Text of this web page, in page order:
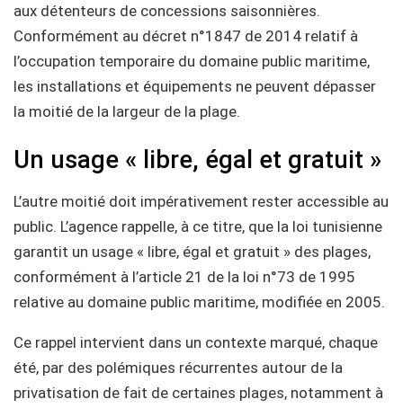
aux détenteurs de concessions saisonnières.
Conformément au décret n°1847 de 2014 relatif à
l’occupation temporaire du domaine public maritime,
les installations et équipements ne peuvent dépasser
la moitié de la largeur de la plage.
Un usage « libre, égal et gratuit »
L’autre moitié doit impérativement rester accessible au
public. L’agence rappelle, à ce titre, que la loi tunisienne
garantit un usage « libre, égal et gratuit » des plages,
conformément à l’article 21 de la loi n°73 de 1995
relative au domaine public maritime, modifiée en 2005.
Ce rappel intervient dans un contexte marqué, chaque
été, par des polémiques récurrentes autour de la
privatisation de fait de certaines plages, notamment à